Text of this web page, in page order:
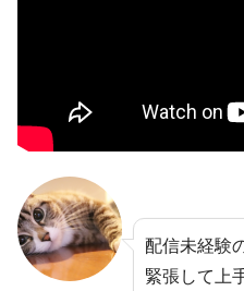
配信未経験
緊張して上